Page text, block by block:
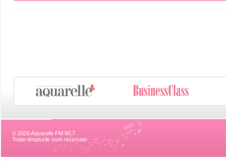
© 2026 Aquarelle FM 90,7
Toate drepturile sunt rezervate